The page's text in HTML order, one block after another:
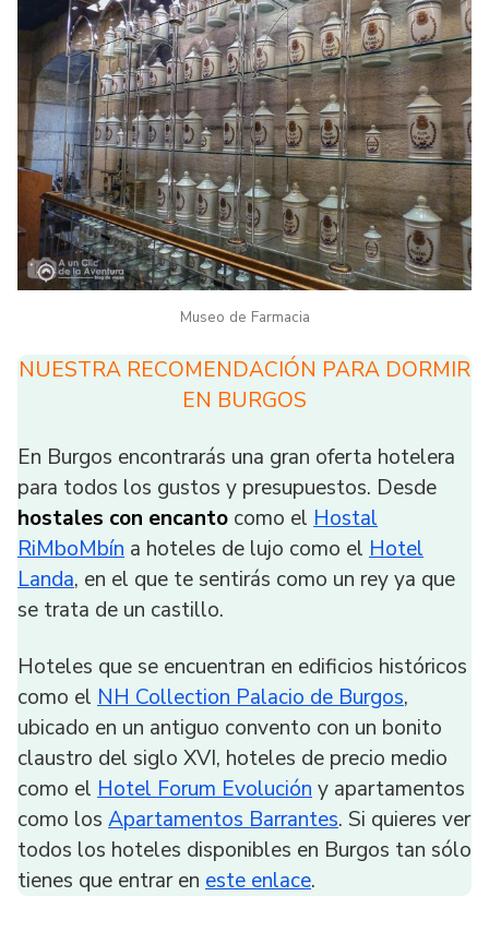
Museo de Farmacia
NUESTRA RECOMENDACIÓN PARA DORMIR
EN BURGOS
En Burgos encontrarás una gran oferta hotelera
para todos los gustos y presupuestos. Desde
hostales con encanto como el Hostal
RiMboMbín a hoteles de lujo como el Hotel
Landa, en el que te sentirás como un rey ya que
se trata de un castillo.
Hoteles que se encuentran en edificios históricos
como el NH Collection Palacio de Burgos,
ubicado en un antiguo convento con un bonito
claustro del siglo XVI, hoteles de precio medio
como el Hotel Forum Evolución y apartamentos
como los Apartamentos Barrantes. Si quieres ver
todos los hoteles disponibles en Burgos tan sólo
tienes que entrar en este enlace.